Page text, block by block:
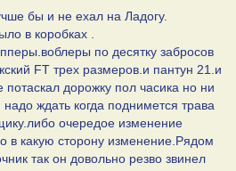
бы и не ехал на Ладогу.
в коробках .
по десятку забросов
FT трех размеров.и пантун 21.и
потаскал дорожку пол часика но ни
ждать когда поднимется трава
очередое изменение
в какую сторону изменение.Рядом
так он довольно резво звинел